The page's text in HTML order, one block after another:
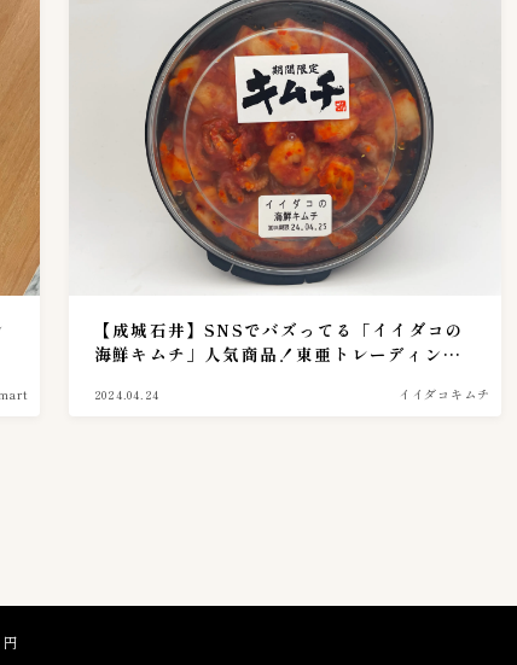
３０００〜３９９９円 2
４００〜４９９円 7
５００〜５９９円 2
６００〜６９９円 1
７００〜７９９円 6
８００〜８９９円 2
９００〜９９９円 3
キムチのレシピ
ピルクス＆酢漬け 1
保存方法 1
【成城石井】SNSでバズってる「イイダコの
海鮮キムチ」人気商品！東亜トレーディング
2024.04.24 イイダコキムチ